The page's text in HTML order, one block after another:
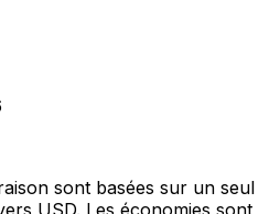
sont basées sur un seul